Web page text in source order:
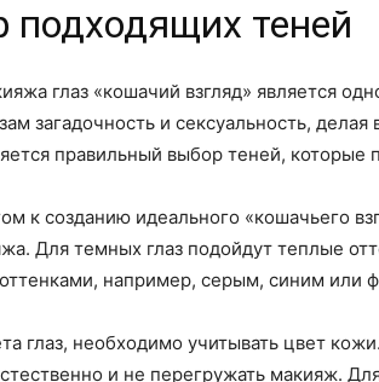
подходящих теней
глаз «кошачий взгляд» является
загадочность и сексуальность,
правильный выбор теней, которые
к созданию идеального «кошачьего
Для темных глаз подойдут теплые
например, серым, синим или
глаз, необходимо учитывать цвет
и не перегружать макияж.